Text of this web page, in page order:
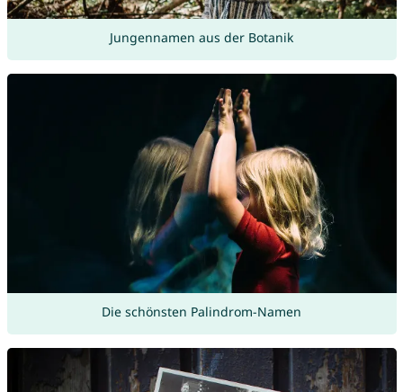
Jungennamen aus der Botanik
Die schönsten Palindrom-Namen